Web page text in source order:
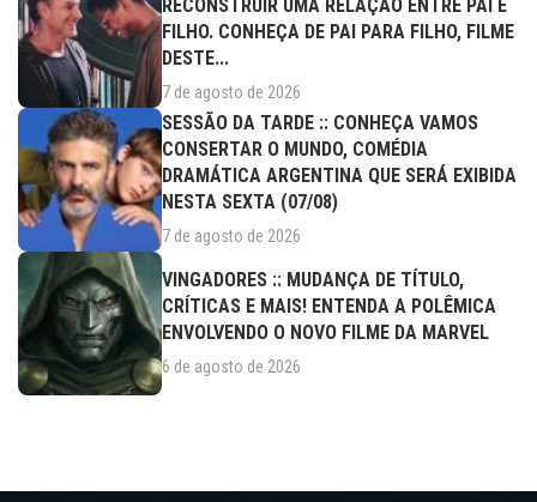
RECONSTRUIR UMA RELAÇÃO ENTRE PAI E
FILHO. CONHEÇA DE PAI PARA FILHO, FILME
DESTE...
7 de agosto de 2026
SESSÃO DA TARDE :: CONHEÇA VAMOS
CONSERTAR O MUNDO, COMÉDIA
DRAMÁTICA ARGENTINA QUE SERÁ EXIBIDA
NESTA SEXTA (07/08)
7 de agosto de 2026
VINGADORES :: MUDANÇA DE TÍTULO,
CRÍTICAS E MAIS! ENTENDA A POLÊMICA
ENVOLVENDO O NOVO FILME DA MARVEL
6 de agosto de 2026